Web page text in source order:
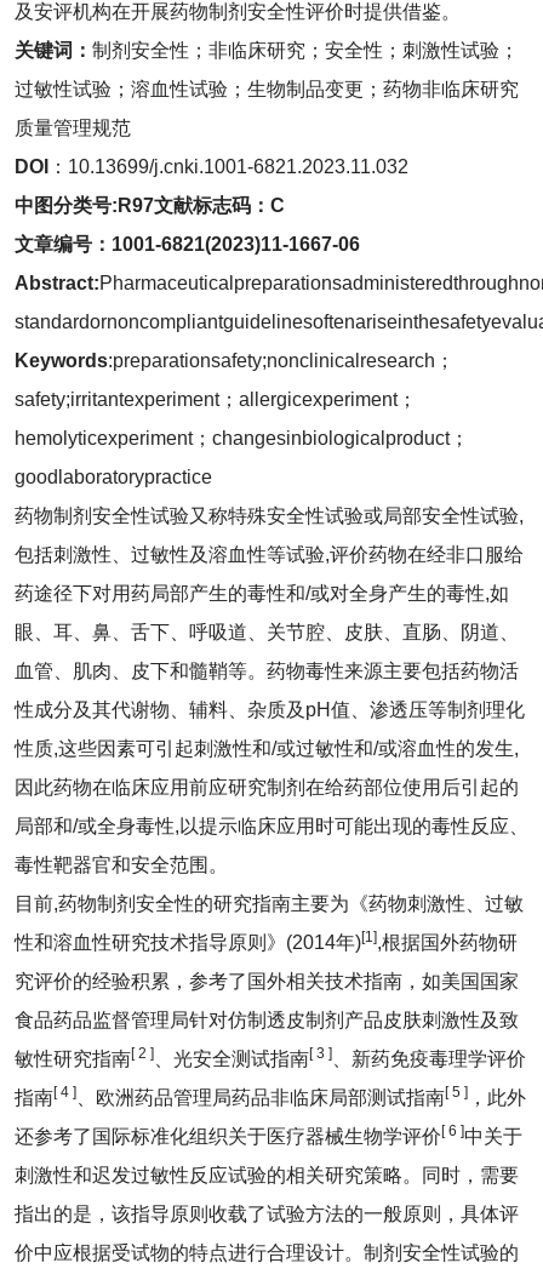
及安评机构在开展药物制剂安全性评价时提供借鉴。
关键词： 制剂安全性；非临床研究；安全性；刺激性试验；
过敏性试验；溶血性试验；生物制品变更；药物非临床研究
质量管理规范
DOI
：10.13699/j.cnki.1001-6821.2023.11.032
中图分类号: R97文献标志码： C
文章编号 ： 1001-6821(2023)11-1667-06
Abstract:
Keywords:preparationsafety;nonclinicalresearch；
safety;irritantexperiment；allergicexperiment；
hemolyticexperiment；changesinbiologicalproduct；
goodlaboratorypractice
药物制剂安全性试验又称特殊安全性试验或局部安全性试验,
包括刺激性、过敏性及溶血性等试验,评价药物在经非口服给
药途径下对用药局部产生的毒性和/或对全身产生的毒性,如
眼、耳、鼻、舌下、呼吸道、关节腔、皮肤、直肠、阴道、
血管、肌肉、皮下和髓鞘等。药物毒性来源主要包括药物活
性成分及其代谢物、辅料、杂质及pH值、渗透压等制剂理化
性质,这些因素可引起刺激性和/或过敏性和/或溶血性的发生,
因此药物在临床应用前应研究制剂在给药部位使用后引起的
局部和/或全身毒性,以提示临床应用时可能出现的毒性反应、
毒性靶器官和安全范围。
目前,药物制剂安全性的研究指南主要为《药物刺激性、过敏
性和溶血性研究技术指导原则》(2014年)[1],根据国外药物研
究评价的经验积累，参考了国外相关技术指南，如美国国家
食品药品监督管理局针对仿制透皮制剂产品皮肤刺激性及致
敏性研究指南[ 2 ] 、光安全测试指南[ 3 ]
、新药免疫毒理学评价
指南[ 4 ] 、欧洲药品管理局药品非临床局部测试指南[ 5 ] ，此外
还参考了国际标准化组织关于医疗器械生物学评价 [ 6 ]中关于
刺激性和迟发过敏性反应试验的相关研究策略。同时，需要
指出的是，该指导原则收载了试验方法的一般原则，具体评
价中应根据受试物的特点进行合理设计。制剂安全性试验的